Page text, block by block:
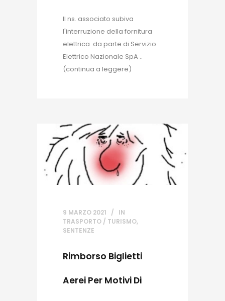
Il ns. associato subiva
l'interruzione della fornitura
elettrica da parte di Servizio
Elettrico Nazionale SpA ..
(continua a leggere)
9 MARZO 2021
IN
TRASPORTO / TURISMO,
SENTENZE
Rimborso Biglietti
Aerei Per Motivi Di